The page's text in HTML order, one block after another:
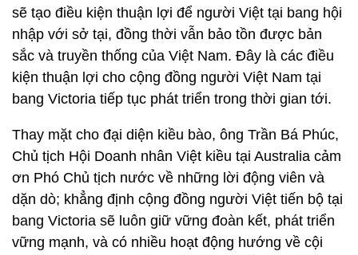
sẽ tạo điều kiện thuận lợi để người Việt tại bang hội
nhập với sở tại, đồng thời vẫn bảo tồn được bản
sắc và truyền thống của Việt Nam. Đây là các điều
kiện thuận lợi cho cộng đồng người Việt Nam tại
bang Victoria tiếp tục phát triển trong thời gian tới.
Thay mặt cho đại diện kiều bào, ông Trần Bá Phúc,
Chủ tịch Hội Doanh nhân Việt kiều tại Australia cảm
ơn Phó Chủ tịch nước về những lời động viên và
dặn dò; khẳng định cộng đồng người Việt tiến bộ tại
bang Victoria sẽ luôn giữ vững đoàn kết, phát triển
vững mạnh, và có nhiều hoạt động hướng về cội